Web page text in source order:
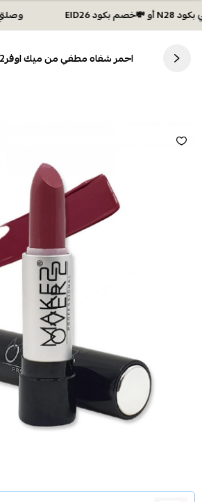
وصلتي 300 ريال؟ اختاري هديتك :🏍 شحن مجاني بكود N28 أو 💸خصم بكود EID26
احمر شفاه مطفي من ميك اوفر22 - M601